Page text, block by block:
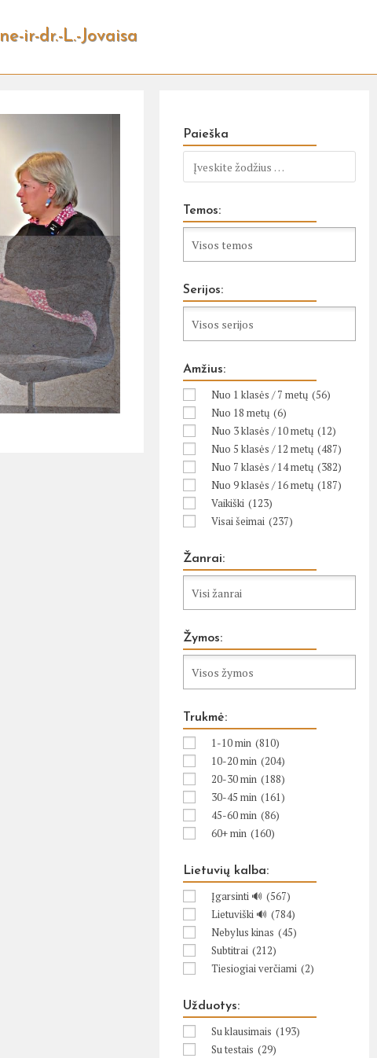
ir-dr.-L.-Jovaisa
Paieška
Temos:
Serijos:
Amžius:
Nuo 1 klasės / 7 metų (56)
Nuo 18 metų (6)
Nuo 3 klasės / 10 metų (12)
Nuo 5 klasės / 12 metų (487)
Nuo 7 klasės / 14 metų (382)
Nuo 9 klasės / 16 metų (187)
Vaikiški (123)
Visai šeimai (237)
Žanrai:
Žymos:
Trukmė:
1-10 min (810)
10-20 min (204)
20-30 min (188)
30-45 min (161)
45-60 min (86)
60+ min (160)
Lietuvių kalba:
Įgarsinti 🔊 (567)
Lietuviški 🔊 (784)
Nebylus kinas (45)
Subtitrai (212)
Tiesiogiai verčiami (2)
Užduotys:
Su klausimais (193)
Su testais (29)